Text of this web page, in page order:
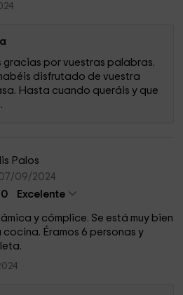
gracias por vuestras palabras.
disfrutado de vuestra
Hasta cuando queráis y que
Palos
09/2024
Excelente
y cómplice. Se está muy bien
Éramos 6 personas y